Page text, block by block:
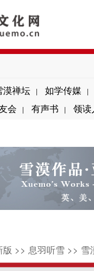
漠禅坛 | 如学传媒 |
会 | 有声书 | 领读
版 >> 息羽听雪 >> 雪